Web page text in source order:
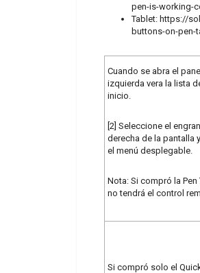
pen-is-working-
Tablet: https://
buttons-on-pen-
Cuando se abra el
izquierda vera la lista
inicio.
[2] Seleccione el
derecha de la pantalla
el menú desplegable.
Nota: Si compró la Pen
no tendrá el control
Si compró solo el